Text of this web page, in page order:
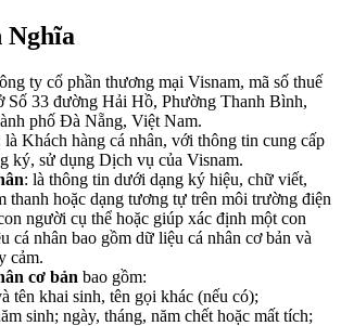
ty cổ phần thương mại Visnam, mã số thuế
Số 33 đường Hải Hồ, Phường Thanh Bình,
phố Đà Nẵng, Việt Nam.
là Khách hàng cá nhân, với thông tin cung cấp
ký, sử dụng Dịch vụ của Visnam.
: là thông tin dưới dạng ký hiệu, chữ viết,
thanh hoặc dạng tương tự trên môi trường điện
người cụ thể hoặc giúp xác định một con
cá nhân bao gồm dữ liệu cá nhân cơ bản và
cảm.
cơ bản bao gồm:
khai sinh, tên gọi khác (nếu có);
sinh; ngày, tháng, năm chết hoặc mất tích;